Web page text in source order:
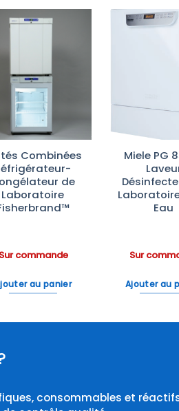
Ajouter
à la liste
Combinées
de
Laboratoire
Sur commande
au panier
Miele PG
Eau
Sur
Ajouter au
consommables et